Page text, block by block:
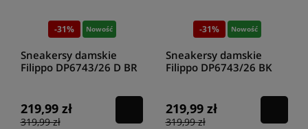
-31% Nowość
Sneakersy damskie
Filippo DP6743/26 D BR
219,99 zł
319,99 zł
-31% Nowość
Sneakersy damskie
Filippo DP6743/26 BK
219,99 zł
319,99 zł